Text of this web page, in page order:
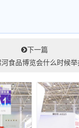
下一篇
食品博览会什么时候举